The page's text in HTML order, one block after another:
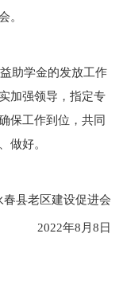
。
助学金的发放工作
加强领导，指定专
保工作到位，共同
做好。
春县老区建设促进会
2022年8月8日